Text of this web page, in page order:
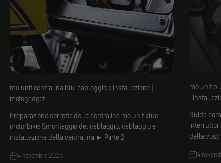
mo.unit centralina blu: cablaggio e installazione |
motogadget
Preparazione corretta della centralina mo.unit blue
motorbike: Smontaggio del cablaggio, cablaggio e
installazione della centralina ► Parte 2
4 novembre 2025
mo.unit
Guida
della
4